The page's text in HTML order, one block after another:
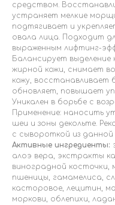
средством.
устраняет мелкие
подтягивает и
овала лица. Подходит
выраженным лифтинг-
Балансирует
жирной кожи, снимает
кожу, восстанавливает
обновляет, повышает
Уникален в борьбе с
Применение: наносить
шеи и зоны декольте.
с сывороткой из данной
Активные ингредиенты:
алоэ вера, экстракты
виноградной косточки,
пшеницы, гамамелиса,
касторовое, лецитин,
моркови, облепихи,